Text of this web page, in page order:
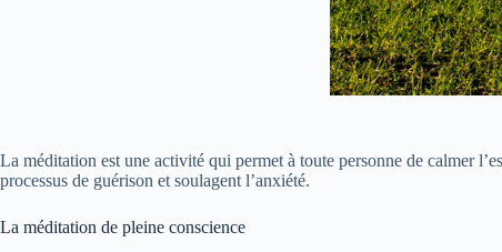
La méditation est une activité qui permet à toute personne de calmer
processus de guérison et soulagent l’anxiété.
La méditation de pleine conscience